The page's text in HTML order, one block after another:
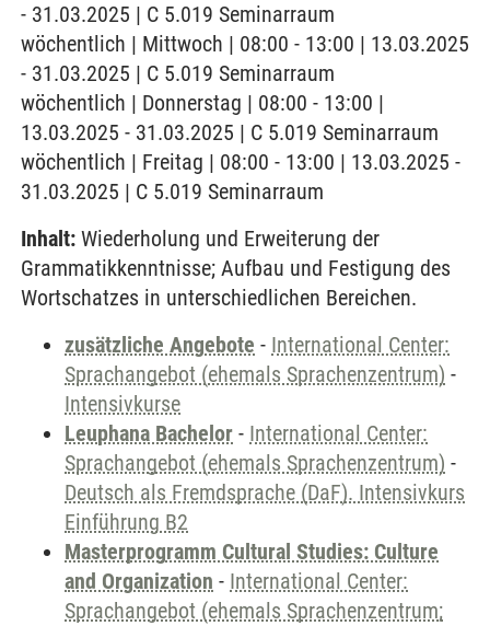
- 31.03.2025 | C 5.019 Seminarraum
wöchentlich | Mittwoch | 08:00 - 13:00 | 13.03.2025
- 31.03.2025 | C 5.019 Seminarraum
wöchentlich | Donnerstag | 08:00 - 13:00 |
13.03.2025 - 31.03.2025 | C 5.019 Seminarraum
wöchentlich | Freitag | 08:00 - 13:00 | 13.03.2025 -
31.03.2025 | C 5.019 Seminarraum
Inhalt: Wiederholung und Erweiterung der
Grammatikkenntnisse; Aufbau und Festigung des
Wortschatzes in unterschiedlichen Bereichen.
zusätzliche Angebote - International Center:
Sprachangebot (ehemals Sprachenzentrum) -
Intensivkurse
Leuphana Bachelor - International Center:
Sprachangebot (ehemals Sprachenzentrum) -
Deutsch als Fremdsprache (DaF). Intensivkurs
Einführung B2
Masterprogramm Cultural Studies: Culture
and Organization - International Center:
Sprachangebot (ehemals Sprachenzentrum;